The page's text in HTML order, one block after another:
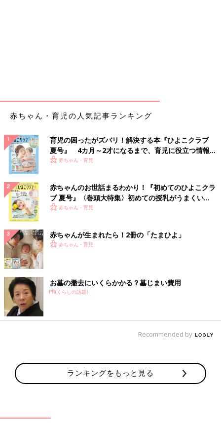
赤ちゃん・育児の人気記事ランキング
育児の困ったがズバリ！解決する本『ひよこクラブ
夏号』 4カ月～2才になるまで、育児に役立つ情報が
いっぱい！
赤ちゃん・育児
赤ちゃんのお世話まるわかり！『初めてのひよこクラ
ブ 夏号』〈巻頭大特集〉初めての授乳がうまくい
く！ おっぱい・ミルクの基本と夏のトラブル 解決テ
赤ちゃん・育児
赤ちゃんが生まれたら！2冊の「たまひよ」
赤ちゃん・育児
お墓の撤去にいくらかかる？墓じまい費用
PR(くらしの話題)
Recommended by
ランキングをもっと見る